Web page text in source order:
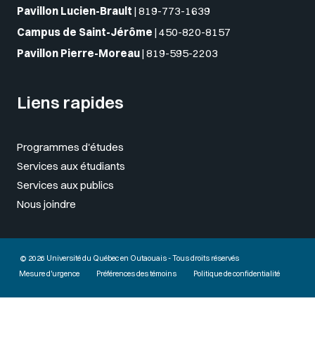
Pavillon Lucien-Brault | 819-773-1639
Campus de Saint-Jérôme | 450-820-8157
Pavillon Pierre-Moreau| 819-595-2203
Liens rapides
Programmes d'études
Services aux étudiants
Services aux publics
Nous joindre
© 2026 Université du Québec en Outaouais - Tous droits réservés
Mesure d'urgence
Préférences des témoins Politique de confidentialité